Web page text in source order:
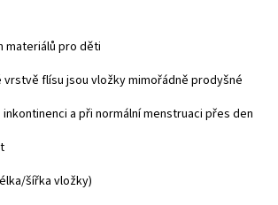
materiálů pro děti
flísu jsou vložky mimořádně prodyšné
a při normální menstruaci přes den
šířka vložky)